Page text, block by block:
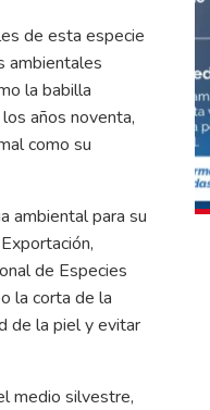
de esta especie
ambientales
la babilla
años noventa,
como su
ambiental para su
de Especies
la corta de la
de la piel y evitar
medio silvestre,